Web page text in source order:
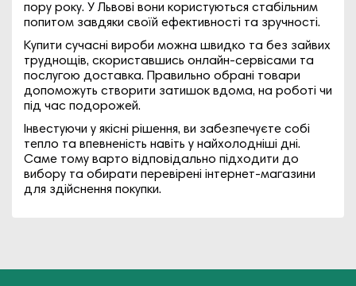
пору року. У Львові вони користуються стабільним
попитом завдяки своїй ефективності та зручності.
Купити сучасні вироби можна швидко та без зайвих
труднощів, скориставшись онлайн-сервісами та
послугою доставка. Правильно обрані товари
допоможуть створити затишок вдома, на роботі чи
під час подорожей.
Інвестуючи у якісні рішення, ви забезпечуєте собі
тепло та впевненість навіть у найхолодніші дні.
Саме тому варто відповідально підходити до
вибору та обирати перевірені інтернет-магазини
для здійснення покупки.